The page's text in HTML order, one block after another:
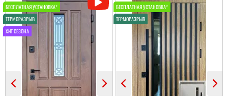
Двері дуже тяжкі, гарний
метал та покриття,
заносили установщики
кряхтіли. продукт дійсно
якісний та надійний....
Викликали замірника і
потім обирали двері.
Двері ну дуже
сподобались.
Неймовірні на вигляд,
масивні та з хорошими
замками і метал 2,2 мм.
...
Гена
Хороші добротні двері,
мені та дружині
сподобались, ми